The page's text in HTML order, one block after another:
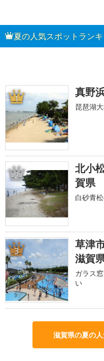
夏の人気スポットランキ
1 真野
琵琶湖
2
北小
賀県
白砂青
3
草津
滋賀
ガラス
い
滋賀県の夏の